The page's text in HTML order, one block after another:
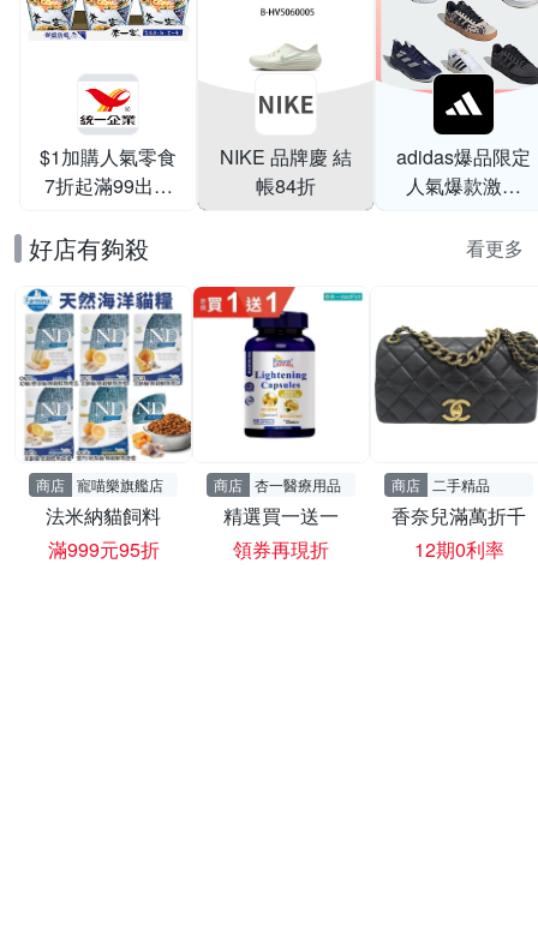
$1加購人氣零食
7折起滿99出貨
NIKE 品牌慶 結
帳84折
adidas爆品限定
人氣爆款激降
好店有夠殺 看更多
商店 寵喵樂旗艦店
法米納貓飼料
滿999元95折
商店 杏一醫療用品
精選買一送一
領券再現折
商店 二手精品
香奈兒滿萬折千
12期0利率